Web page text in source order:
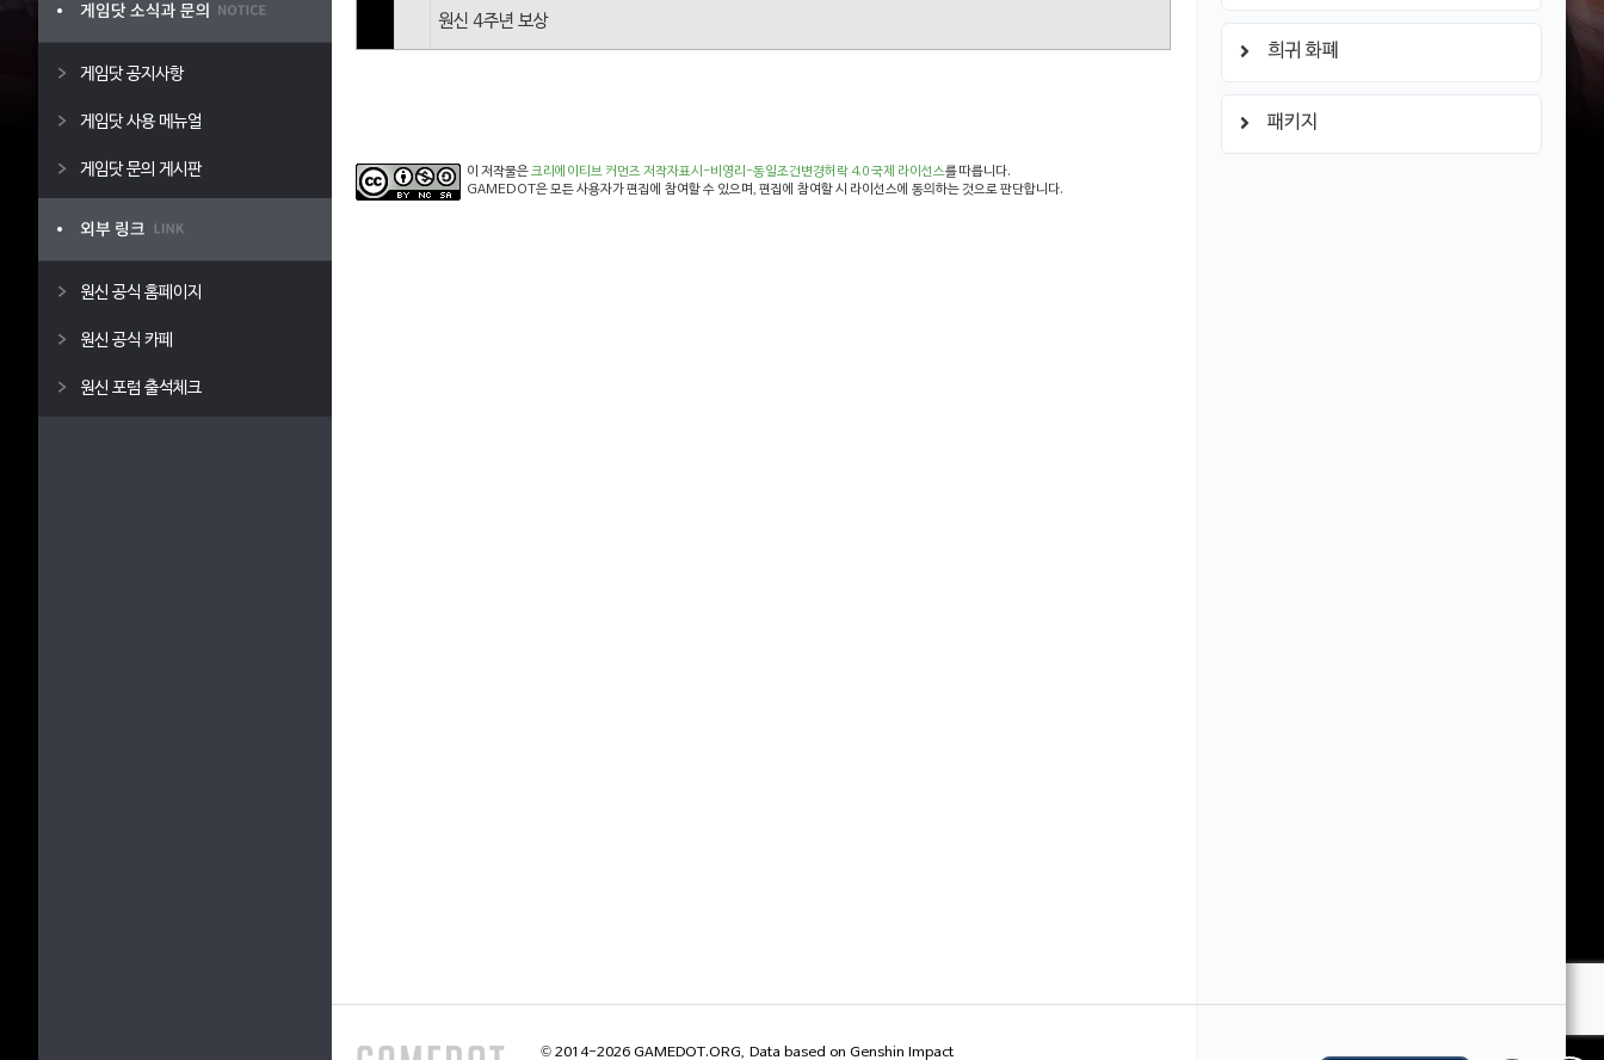
게임닷 공지사항
게임닷 사용 메뉴얼
게임닷 문의 게시판
원신 공식 홈페이지
원신 공식 카페
원신 포럼 출석체크
원신 4주년 보상
이 저작물은크리에이티브 커먼즈 저작자표시-비영리-동일조건변경허락 4.0 국제 라이선스를 따릅니다.
GAMEDOT은 모든 사용자가 편집에 참여할 수 있으며, 편집에 참여할 시 라이선스에 동의하는 것으로 판단합니다.
희귀 화폐
패키지
© 2014-2026 GAMEDOT.ORG, Data based on Genshin Impact